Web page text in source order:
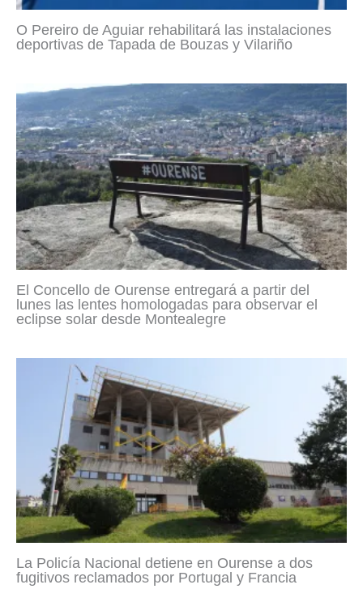
O Pereiro de Aguiar rehabilitará las instalaciones
deportivas de Tapada de Bouzas y Vilariño
El Concello de Ourense entregará a partir del
lunes las lentes homologadas para observar el
eclipse solar desde Montealegre
La Policía Nacional detiene en Ourense a dos
fugitivos reclamados por Portugal y Francia